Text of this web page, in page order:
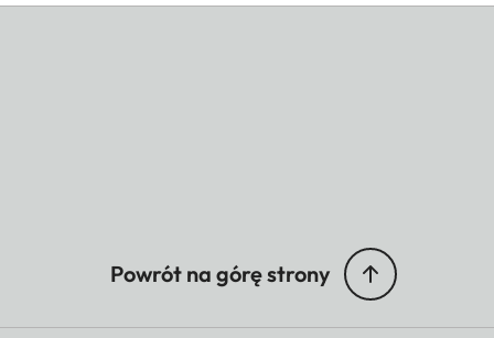
Powrót na górę strony